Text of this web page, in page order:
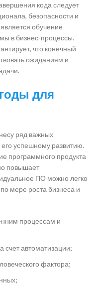
кода следует
безопасности и
обучение
в бизнес-процессы.
что конечный
ожиданиям и
для
ряд важных
успешному развитию.
программного продукта
повышает
ПО можно легко
мере роста бизнеса и
процессам и
счет автоматизации;
фактора;